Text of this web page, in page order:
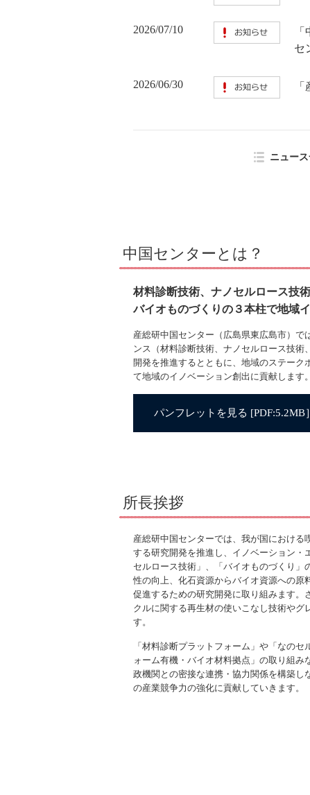
2026/07/10
セ
2026/06/30
ニュー
中国センターとは？
材料診断技術、ナノセルロース技術
バイオものづくりの３本柱で地域
産総研中国センター（広島県東広島市）
ンス（材料診断技術、ナノセルロース技
開発を推進するとともに、地域のステーク
て地域のイノベーション創出に貢献します。
パンフレットを見る [PDF:5.2MB］
所長挨拶
産総研中国センターでは、我が国におけ
する研究開発を推進し、イノベーション・
セルロース技術」、「バイオものづくり
性の向上、化石資源からバイオ資源への原
促進するための研究開発に取り組みます。
クルに関する再生材の使いこなし技術やグ
す。
「材料診断プラットフォーム」や「なの
ォーム有機・バイオ材料拠点」の取り組
政機関との密接な連携・協力関係を構築し
の産業競争力の強化に貢献していきます。